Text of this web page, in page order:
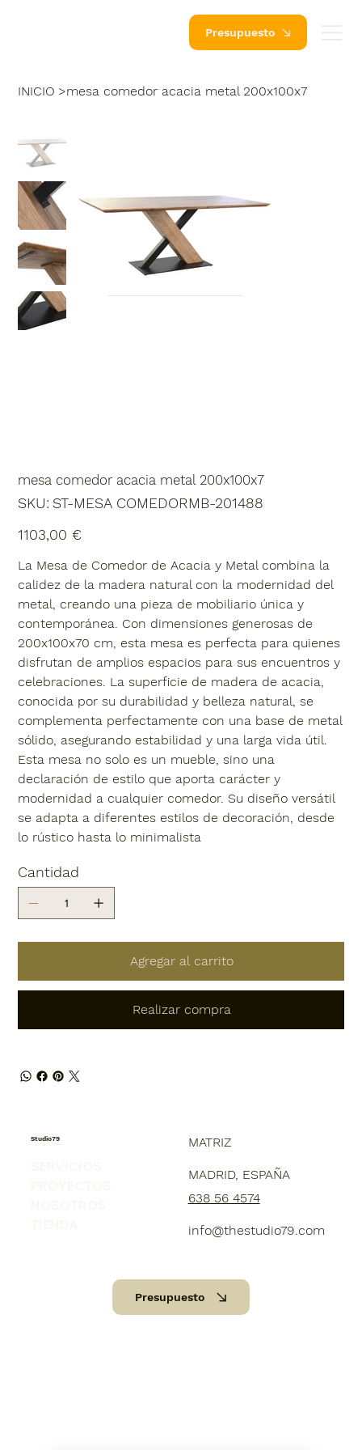
Presupuesto
INICIO >mesa comedor acacia metal 200x100x7
mesa comedor acacia metal 200x100x7
SKU: SKU
ST-
201488
ST-MESA COMEDORMB-201488
1103,00 €
La Mesa de Comedor de Acacia y Metal combina la
calidez de la madera natural con la modernidad del
metal, creando una pieza de mobiliario única y
contemporánea. Con dimensiones generosas de
200x100x70 cm, esta mesa es perfecta para quienes
disfrutan de amplios espacios para sus encuentros y
celebraciones. La superficie de madera de acacia,
conocida por su durabilidad y belleza natural, se
complementa perfectamente con una base de metal
sólido, asegurando estabilidad y una larga vida útil.
Esta mesa no solo es un mueble, sino una
declaración de estilo que aporta carácter y
modernidad a cualquier comedor. Su diseño versátil
se adapta a diferentes estilos de decoración, desde
lo rústico hasta lo minimalista
Cantidad
Agregar al carrito
Realizar compra
Studio79 MATRIZ
MADRID, ESPAÑA
638 56 4574
info@thestudio79.com
Presupuesto